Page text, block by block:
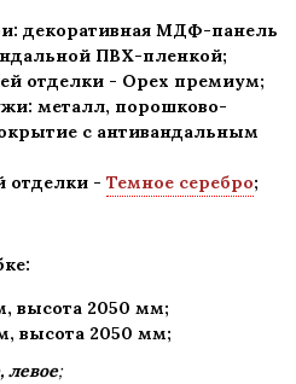
декоративная МДФ-панель
ПВХ-пленкой;
отделки - Орех премиум;
металл, порошково-
с антивандальным
отделки - Темное серебро;
, высота 2050 мм;
высота 2050 мм;
левое;